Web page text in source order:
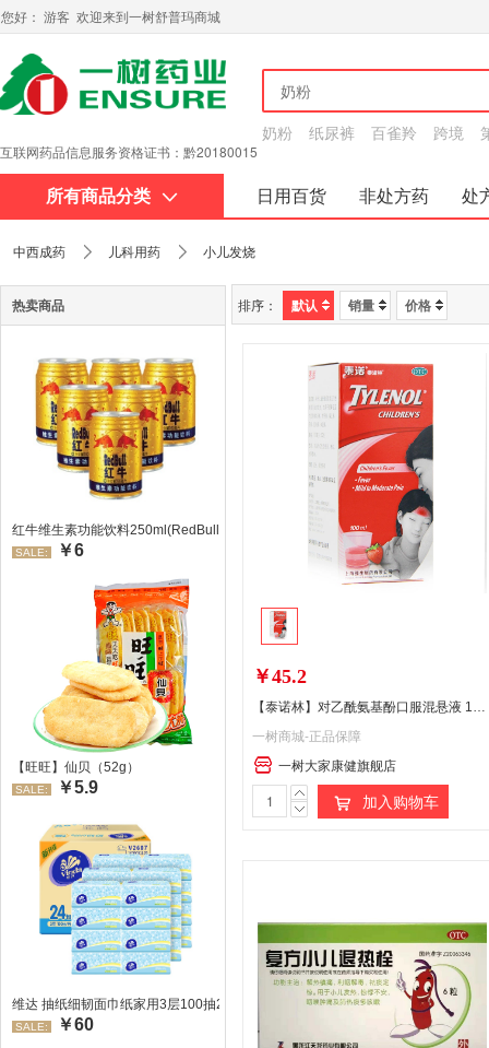
您好： 游客 欢迎来到一树舒普玛商城
互联网药品信息服务资格证书：黔20180015
奶粉 纸尿裤 百雀羚 跨境
所有商品分类 日用百货 非处方药
处
中西成药 儿科用药 小儿发烧
热卖商品
红牛维生素功能饮料250ml(RedBull/红牛)
SALE: ￥6
【旺旺】仙贝（52g）
SALE: ￥5.9
维达 抽纸细韧面巾纸家用3层100抽24包/箱 超值装 偏远地区不发货偏远地区:(含
SALE: ￥60
排序： 默认 销量 价格
￥45.2
【泰诺林】对乙酰氨基酚口服混悬液 100ml
一树商城-正品保障
一树大家康健旗舰店
加入购物车